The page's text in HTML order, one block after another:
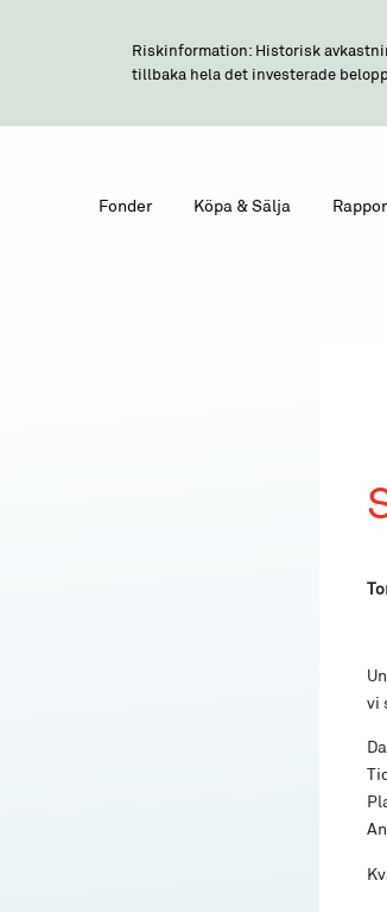
Riskinformation: Historisk
tillbaka hela det investerade
Fonder Köpa & Sälja
vi